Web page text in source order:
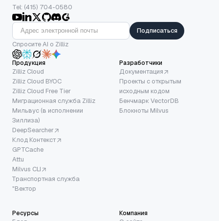
Tel: (415) 704-0580
Подписаться
Спросите AI о Zilliz
Продукция
Zilliz Cloud
Zilliz Cloud BYOC
Zilliz Cloud Free Tier
Миграционная служба Zilliz
Мильвус (в исполнении
Зиллиза)
DeepSearcher
Клод Контекст
GPTCache
Attu
Milvus CLI
Транспортная служба
"Вектор
Разработчики
Документация
Проекты с открытым
исходным кодом
Бенчмарк VectorDB
Блокноты Milvus
Ресурсы Компания